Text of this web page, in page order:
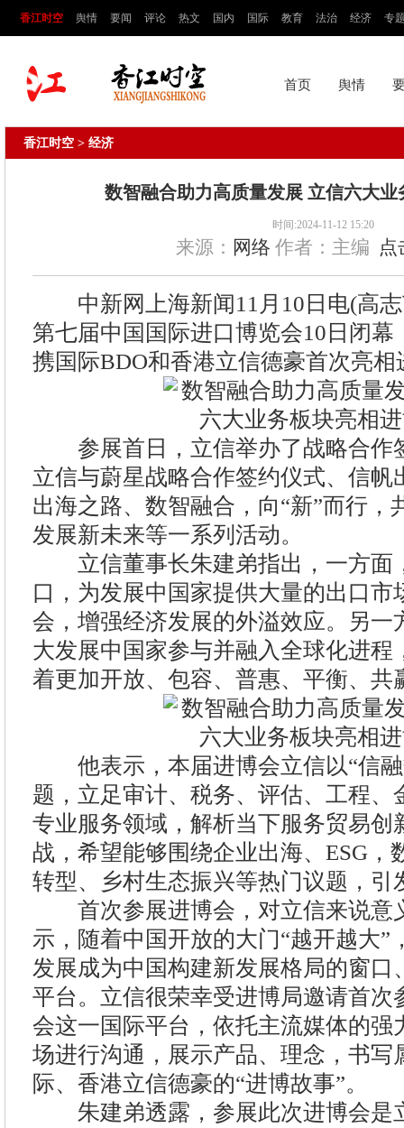
香江时空 舆情 要闻 评论 热文 国内 国际 教育 法治 经济 专
首页 舆情
香江时空 > 经济
数智融合助力高质量发展 立信六大
时间:2024-11-12 15:20
来源： 网络 作者：主编 点
中新网上海新闻11月10日电(高志
第七届中国国际进口博览会10日闭
携国际BDO和香港立信德豪首次亮相
参展首日，立信举办了战略合作
立信与蔚星战略合作签约仪式、信帆
出海之路、数智融合，向“新”而行，
发展新未来等一系列活动。
立信董事长朱建弟指出，一方面
口，为发展中国家提供大量的出口市
会，增强经济发展的外溢效应。另一
大发展中国家参与并融入全球化进程
着更加开放、包容、普惠、平衡、共
他表示，本届进博会立信以“信融
题，立足审计、税务、评估、工程、
专业服务领域，解析当下服务贸易创
战，希望能够围绕企业出海、ESG，
转型、乡村生态振兴等热门议题，引
首次参展进博会，对立信来说意
示，随着中国开放的大门“越开越大”
发展成为中国构建新发展格局的窗口
平台。立信很荣幸受进博局邀请首次
会这一国际平台，依托主流媒体的强
场进行沟通，展示产品、理念，书写
际、香港立信德豪的“进博故事”。
朱建弟透露，参展此次进博会是